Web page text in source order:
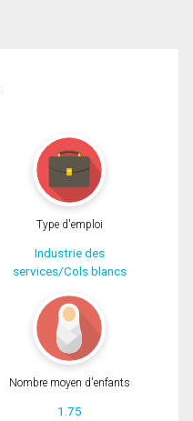
Type d'emploi
Industrie des
services/Cols blancs
Nombre moyen d'enfants
1.75